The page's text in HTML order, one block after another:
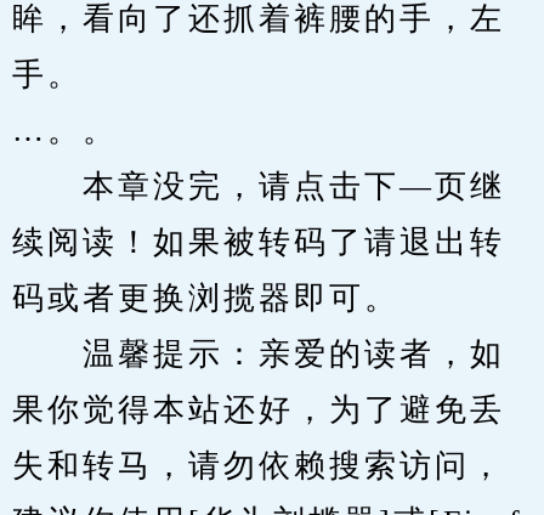
眸，看向了还抓着裤腰的手，左
手。
…。。
本章没完，请点击下—页继
续阅读！如果被转码了请退出转
码或者更换浏揽器即可。
温馨提示：亲爱的读者，如
果你觉得本站还好，为了避免丢
失和转马，请勿依赖搜索访问，